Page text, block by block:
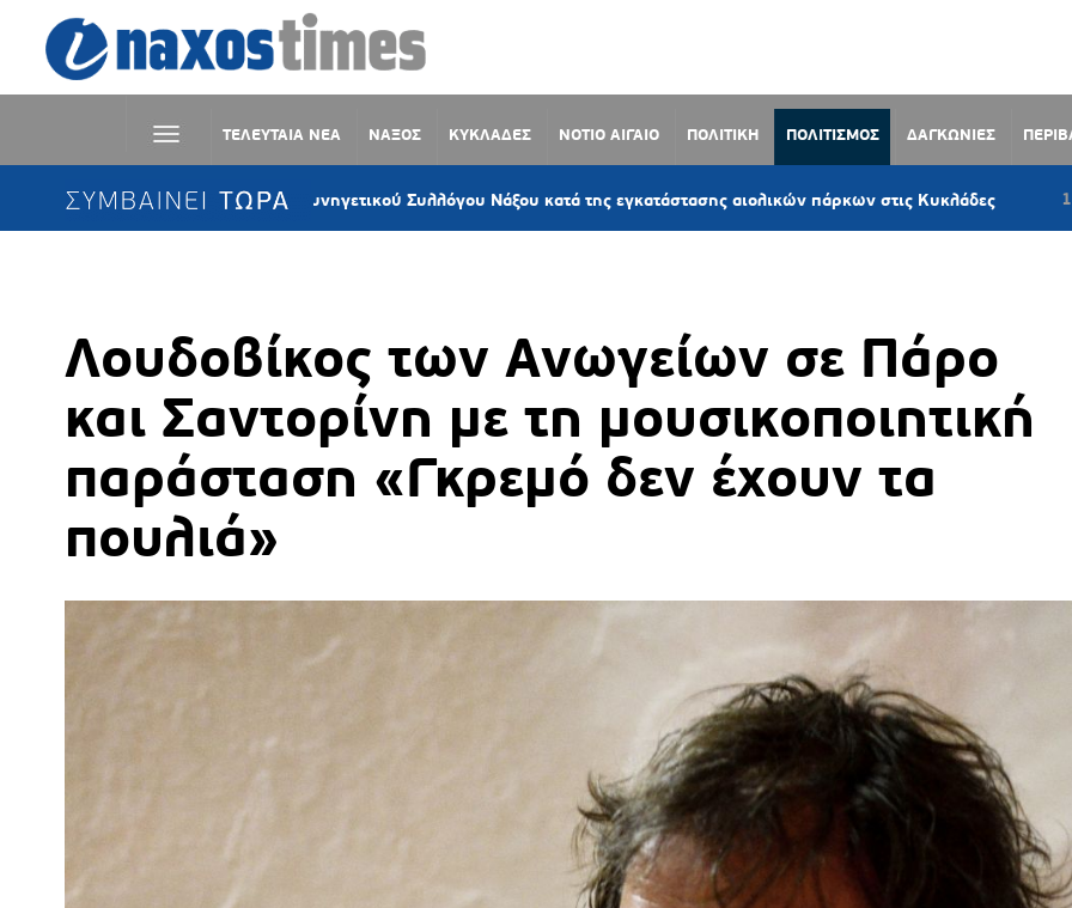
ΤΕΛΕΥΤΑΙΑ ΝΕΑ ΝΑΞΟΣ ΚΥΚΛΑΔΕΣ ΝΟΤΙΟ ΑΙΓΑΙΟ ΠΟΛΙΤΙΚΗ ΠΟΛΙΤΙΣΜΟΣ ΔΑΓΚΩΝΙΕΣ
ΣΥΜΒΑΙΝΕΙ ΤΩΡΑ
Ψήφισμα του Κυνηγετικού Συλλόγου Νάξου κατά της εγκατάστασης αιολικών πάρκων στις Κυκλάδες 14 λεπτά πριν
Λουδοβίκος των Ανωγείων σε Πάρο
και Σαντορίνη με τη μουσικοποιητική
παράσταση «Γκρεμό δεν έχουν τα
πουλιά»